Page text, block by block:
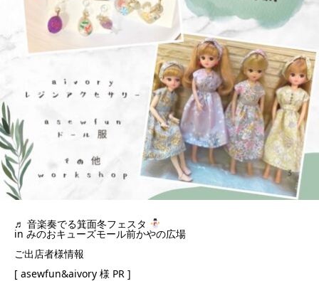
♬ 音楽奏でる箕面冬フェスタ
in みのおキューズモール前かやの広場
ご出店者様情報
[ asewfun&aivory 様 PR ]